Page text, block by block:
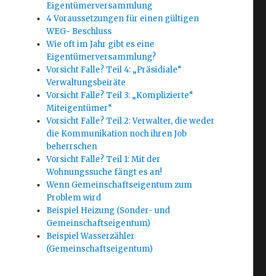
Eigentümerversammlung
4 Voraussetzungen für einen gültigen
WEG- Beschluss
Wie oft im Jahr gibt es eine
Eigentümerversammlung?
Vorsicht Falle? Teil 4: „Präsidiale“
Verwaltungsbeiräte
Vorsicht Falle? Teil 3: „Komplizierte“
Miteigentümer“
Vorsicht Falle? Teil 2: Verwalter, die weder
die Kommunikation noch ihren Job
beherrschen
Vorsicht Falle? Teil 1: Mit der
Wohnungssuche fängt es an!
Wenn Gemeinschaftseigentum zum
Problem wird
Beispiel Heizung (Sonder- und
Gemeinschaftseigentum)
Beispiel Wasserzähler
(Gemeinschaftseigentum)